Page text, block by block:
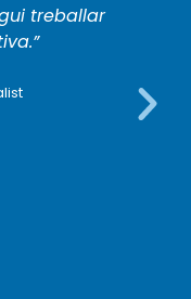
treballar